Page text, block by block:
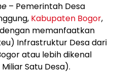
– Pemerintah Desa
Kabupaten Bogor,
memanfaatkan
Infrastruktur Desa dari
atau lebih dikenal
Satu Desa).